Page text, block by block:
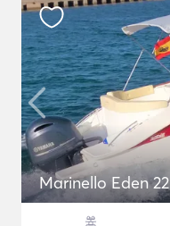
Marinello Eden 22